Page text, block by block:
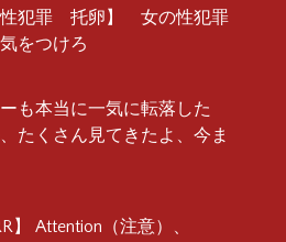
性犯罪 托卵】 女の性犯罪
をつけろ
も本当に一気に転落した
たくさん見てきたよ、今ま
】 Attention（注意）、